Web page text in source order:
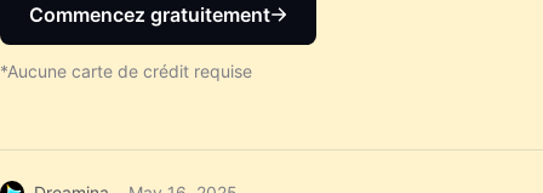
Commencez gratuitement
*Aucune carte de crédit requise